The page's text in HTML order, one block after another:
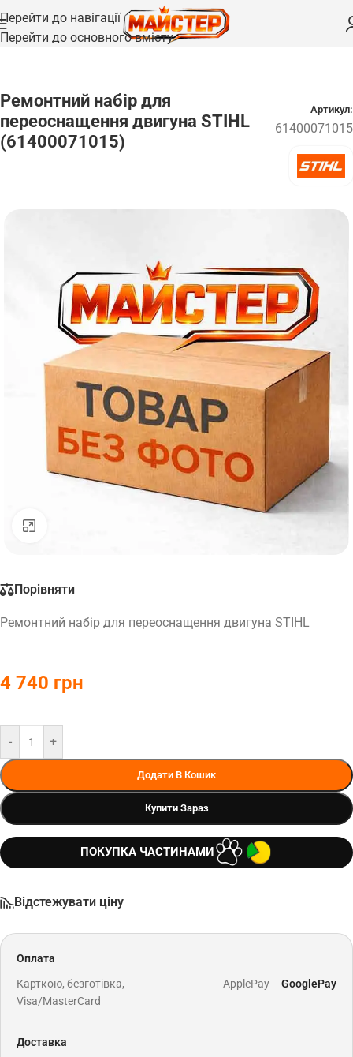
Перейти до навігації
Перейти до основного вмісту
Головна /Запчастини
Ремонтний набір для
переоснащення двигуна STIHL
(61400071015)
Артикул:
61400071015
Порівняти
Ремонтний набір для переоснащення двигуна STIHL
4 740 грн
- +
Додати В Кошик
Купити Зараз
ПОКУПКА ЧАСТИНАМИ
Відстежувати ціну
Оплата
Карткою, безготівка,
Visa/MasterCard
ApplePay GooglePay
Доставка